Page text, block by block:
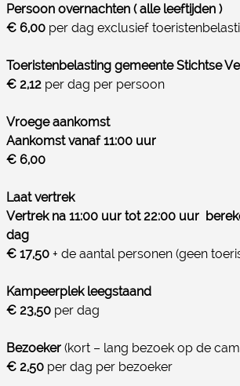
Persoon overnachten ( alle leeftijden )
€ 6,00 per dag exclusief
Toeristenbelasting gemeente Stichtse
€ 2,12 per dag per persoon
Vroege aankomst
Aankomst vanaf 11:00 uur
€ 6,00
Laat vertrek
Vertrek na 11:00 uur tot 22:00 uur
dag
€ 17,50 + de aantal personen (geen
Kampeerplek leegstaand
€ 23,50 per dag
Bezoeker (kort – lang bezoek op de
€ 2,50 per dag per bezoeker